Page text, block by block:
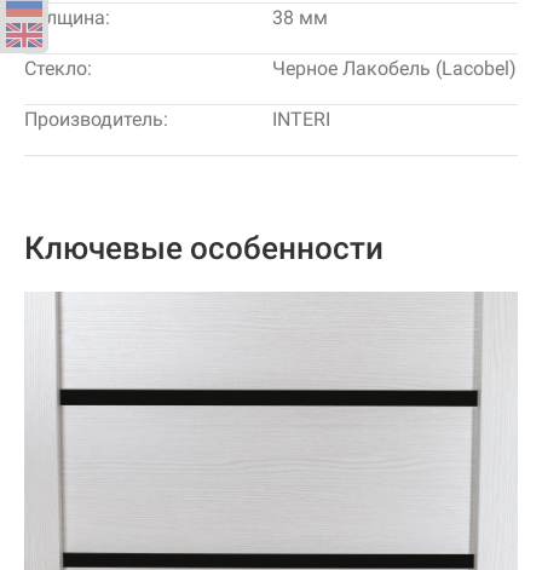
Толщина: 38 мм
Стекло: Черное Лакобель (Lacobel)
Производитель: INTERI
Ключевые особенности